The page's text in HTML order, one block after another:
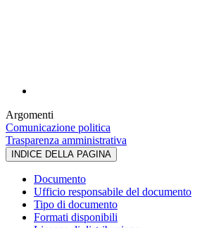
Argomenti
Comunicazione politica
Trasparenza amministrativa
INDICE DELLA PAGINA
Documento
Ufficio responsabile del documento
Tipo di documento
Formati disponibili